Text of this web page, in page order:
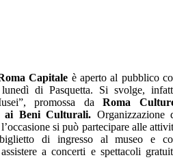
Capitale è aperto al pubblico
di Pasquetta. Si svolge,
promossa daRoma
ai Beni Culturali. Organizzazione
si può partecipare alle
di ingresso al museo e
a concerti e spettacoli